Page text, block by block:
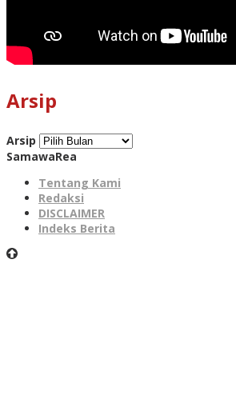
Arsip
Arsip
SamawaRea
Tentang Kami
Redaksi
DISCLAIMER
Indeks Berita